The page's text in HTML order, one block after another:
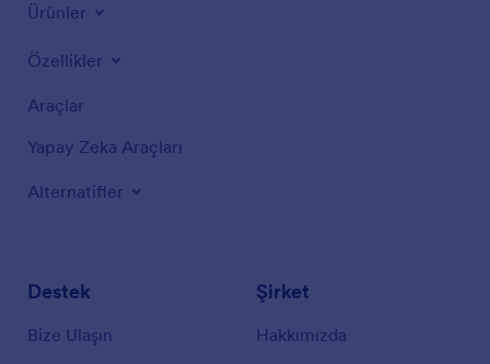
Ürünler
Özellikler
Araçlar
Yapay Zeka Araçları
Alternatifler
Destek
Bize Ulaşın
Şirket
Hakkımızda